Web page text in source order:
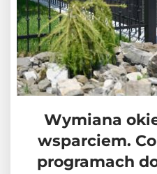
Wymiana
wsparciem.
programach